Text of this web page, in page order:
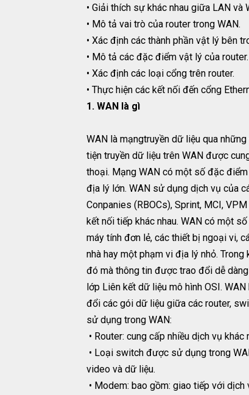
• Giải thích sự khác nhau giữa LAN
• Mô tả vai trò của router trong WAN.
• Xác định các thành phần vật lý bên
• Mô tả các đặc điểm vật lý của router.
• Xác định các loại cổng trên router.
• Thực hiện các kết nối đến cổng
1. WAN là gì
WAN là mạngtruyền dữ liệu qua
tiện truyền dữ liệu trên WAN được
thoại. Mạng WAN có một số đặc
địa lý lớn. WAN sử dụng dịch vụ của
Conpanies (RBOCs), Sprint, MCI,
kết nối tiếp khác nhau. WAN có một
máy tính đơn lẻ, các thiết bị ngoại vi,
nhà hay một phạm vi địa lý nhỏ.
đó mà thông tin được trao đổi dễ
lớp Liên kết dữ liệu mô hình OSI.
đổi các gói dữ liệu giữa các router,
sử dụng trong WAN:
• Router: cung cấp nhiều dịch vụ
• Loại switch được sử dụng trong
video và dữ liệu.
• Modem: bao gồm: giao tiếp với